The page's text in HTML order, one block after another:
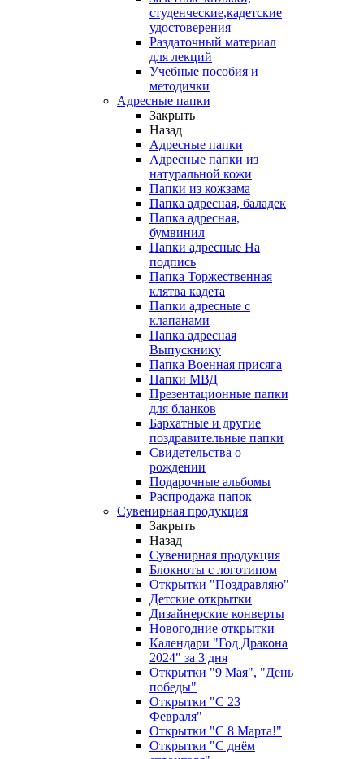
студенческие,кадетские
удостоверения
Раздаточный материал
для лекций
Учебные пособия и
методички
Адресные папки
Закрыть
Назад
Адресные папки
Адресные папки из
натуральной кожи
Папки из кожзама
Папка адресная, баладек
Папка адресная,
бумвинил
Папки адресные На
подпись
Папка Торжественная
клятва кадета
Папки адресные с
клапанами
Папка адресная
Выпускнику
Папка Военная присяга
Папки МВД
Презентационные папки
для бланков
Бархатные и другие
поздравительные папки
Свидетельства о
рождении
Подарочные альбомы
Распродажа папок
Сувенирная продукция
Закрыть
Назад
Сувенирная продукция
Блокноты с логотипом
Открытки "Поздравляю"
Детские открытки
Дизайнерские конверты
Новогодние открытки
Календари "Год Дракона
2024" за 3 дня
Открытки "9 Мая", "День
победы"
Открытки "С 23
Февраля"
Открытки "С 8 Марта!"
Открытки "С днём